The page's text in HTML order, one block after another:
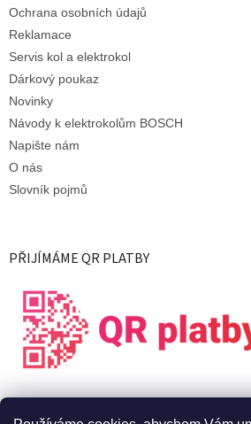
Ochrana osobních údajů
Reklamace
Servis kol a elektrokol
Dárkový poukaz
Novinky
Návody k elektrokolům BOSCH
Napište nám
O nás
Slovník pojmů
PŘIJÍMÁME QR PLATBY